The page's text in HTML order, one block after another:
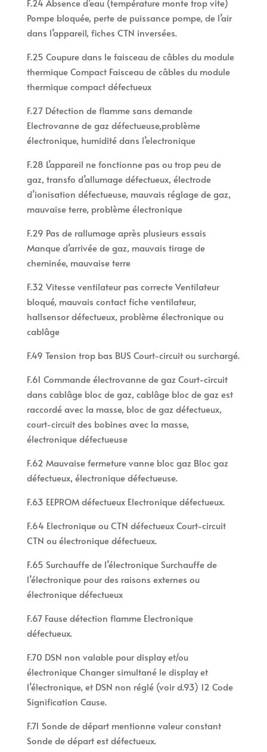
F.24 Absence d’eau (température monte trop vite)
Pompe bloquée, perte de puissance pompe, de l’air
dans l’appareil, fiches CTN inversées.
F.25 Coupure dans le faisceau de câbles du module
thermique Compact Faisceau de câbles du module
thermique compact défectueux
F.27 Détection de flamme sans demande
Electrovanne de gaz défectueuse,problème
électronique, humidité dans l’electronique
F.28 L’appareil ne fonctionne pas ou trop peu de
gaz, transfo d’allumage défectueux, électrode
d’ionisation défectueuse, mauvais réglage de gaz,
mauvaise terre, problème électronique
F.29 Pas de rallumage après plusieurs essais
Manque d’arrivée de gaz, mauvais tirage de
cheminée, mauvaise terre
F.32 Vitesse ventilateur pas correcte Ventilateur
bloqué, mauvais contact fiche ventilateur,
hallsensor défectueux, problème électronique ou
cablâge
F.49 Tension trop bas BUS Court-circuit ou surchargé.
F.61 Commande électrovanne de gaz Court-circuit
dans cablâge bloc de gaz, cablâge bloc de gaz est
raccordé avec la masse, bloc de gaz défectueux,
court-circuit des bobines avec la masse,
électronique défectueuse
F.62 Mauvaise fermeture vanne bloc gaz Bloc gaz
défectueux, électronique défectueuse.
F.63 EEPROM défectueux Electronique défectueux.
F.64 Electronique ou CTN défectueux Court-circuit
CTN ou électronique défectueux.
F.65 Surchauffe de l’électronique Surchauffe de
l’électronique pour des raisons externes ou
électronique défectueux
F.67 Fause détection flamme Electronique
défectueux.
F.70 DSN non valable pour display et/ou
électronique Changer simultané le display et
l’électronique, et DSN non réglé (voir d.93) 12 Code
Signification Cause.
F.71 Sonde de départ mentionne valeur constant
Sonde de départ est défectueux.